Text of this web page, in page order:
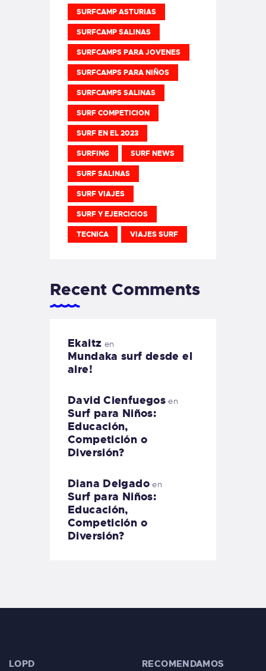
SURFCAMP ASTURIAS
SURFCAMP SALINAS
SURFCAMPS PARA JOVENES
SURFCAMPS PARA NIÑOS
SURFCAMPS SALINAS
SURF COMPETICION
SURF EN EL 2023
SURFING SURF NEWS
SURF SALINAS
SURF VIAJES
SURF Y EJERCICIOS
TECNICA VIAJES SURF
Recent Comments
Ekaitz en
Mundaka surf desde el
aire!
David Cienfuegos en
Surf para Niños:
Educación,
Competición o
Diversión?
Diana Delgadoen
Surf para Niños:
Educación,
Competición o
Diversión?
LOPD RECOMENDAMOS